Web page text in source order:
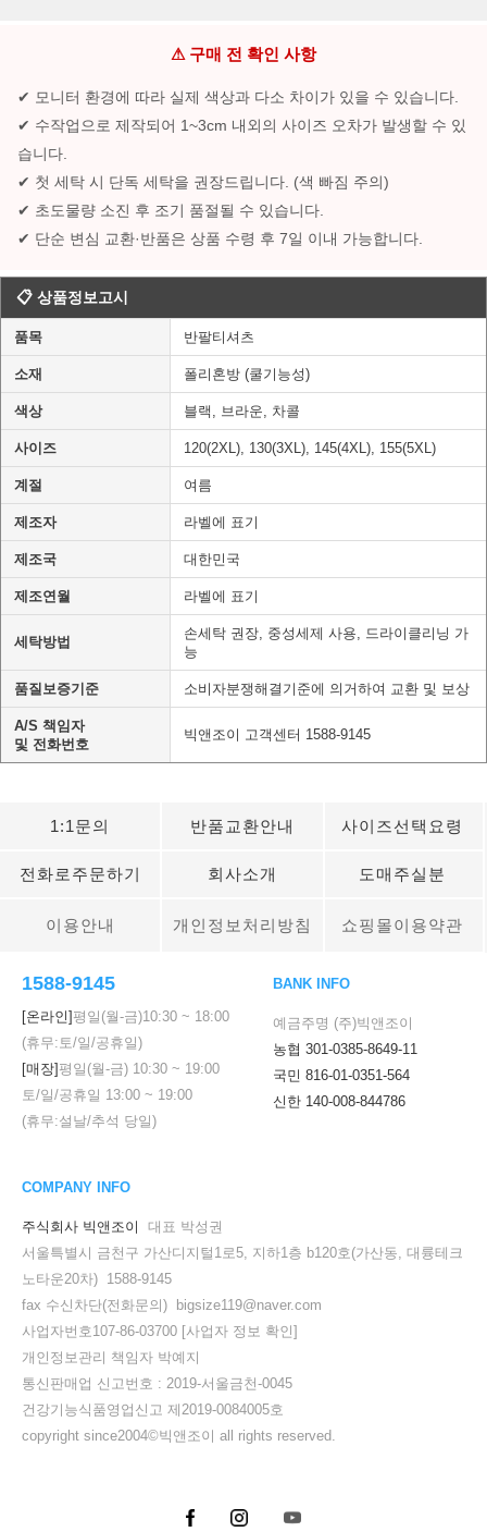
⚠ 구매 전 확인 사항
✔ 모니터 환경에 따라 실제 색상과 다소 차이가 있을 수 있습니다.
✔ 수작업으로 제작되어 1~3cm 내외의 사이즈 오차가 발생할 수 있
습니다.
✔ 첫 세탁 시 단독 세탁을 권장드립니다. (색 빠짐 주의)
✔ 초도물량 소진 후 조기 품절될 수 있습니다.
✔ 단순 변심 교환·반품은 상품 수령 후 7일 이내 가능합니다.
📋 상품정보고시
품목 반팔티셔츠
소재 폴리혼방 (쿨기능성)
색상 블랙, 브라운, 차콜
사이즈 120(2XL), 130(3XL), 145(4XL), 155(5XL)
계절 여름
제조자 라벨에 표기
제조국 대한민국
제조연월 라벨에 표기
세탁방법
손세탁 권장, 중성세제 사용, 드라이클리닝 가
능
품질보증기준 소비자분쟁해결기준에 의거하여 교환 및 보상
A/S 책임자
및 전화번호
빅앤조이 고객센터 1588-9145
1:1문의 반품교환안내 사이즈선택요령
전화로주문하기 회사소개 도매주실분
이용안내 개인정보처리방침 쇼핑몰이용약관
1588-9145
[온라인]평일(월-금)10:30 ~ 18:00
(휴무:토/일/공휴일)
[매장]평일(월-금) 10:30 ~ 19:00
토/일/공휴일 13:00 ~ 19:00
(휴무:설날/추석 당일)
BANK INFO
예금주명 (주)빅앤조이
농협 301-0385-8649-11
국민 816-01-0351-564
신한 140-008-844786
COMPANY INFO
주식회사 빅앤조이
대표 박성권
서울특별시 금천구 가산디지털1로5, 지하1층 b120호(가산동, 대륭테크
노타운20차) 1588-9145
fax 수신차단(전화문의) bigsize119@naver.com
사업자번호107-86-03700 [사업자 정보 확인]
개인정보관리 책임자 박예지
통신판매업 신고번호 : 2019-서울금천-0045
건강기능식품영업신고 제2019-0084005호
copyright since2004©빅앤조이 all rights reserved.